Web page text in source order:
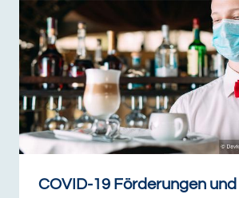
COVID-19 Förderungen